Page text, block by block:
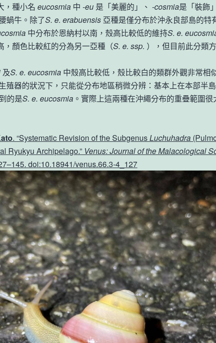
，種小名 eucosmia 中 -eu 是「美麗的」、 -cosmia是「裝飾
蝸牛。除了S. e. erabuensis 亞種是僅分布於沖永良部島的特
中分布於恩納村以南，殼高比較低的維持S. e.
，顏色比較紅的分為另一亞種（S. e. ssp. ），但目前此分類
及S. e. eucosmia 中殼高比較低，殼比較白的類群外觀非常相
殖器的狀況下，只能從分布地區稍微分辨：基本上在本部半
的是S. e. eucosmia 。實際上這兩種在沖繩分布的重疊範圍
. “Systematic Revision of the SubgenusLuchuhadra
Ryukyu Archipelago.” Venus: Journal of the Malacological
doi:10.18941/venus.66.3‑4_127